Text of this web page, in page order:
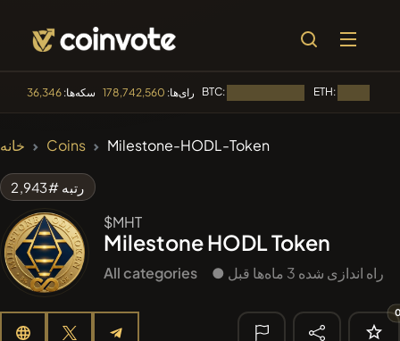
سکه‌ها:36,346 رای‌ها: 178,742,560 BTC: ETH:
POOPSIE POOPSIE
#102
#622
Heap of hay HAY
#556
خانه Coins Milestone-HODL-Token
رتبه #2,943
$MHT
Milestone HODL Token
All categories ● راه اندازی شده 3 ماه‌ها قبل